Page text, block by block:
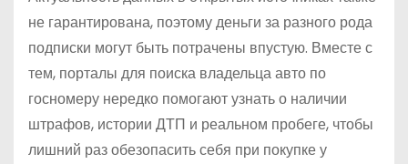
не гарантирована, поэтому деньги за разного рода
подписки могут быть потрачены впустую. Вместе с
тем, порталы для поиска владельца авто по
госномеру нередко помогают узнать о наличии
штрафов, истории ДТП и реальном пробеге, чтобы
лишний раз обезопасить себя при покупке у